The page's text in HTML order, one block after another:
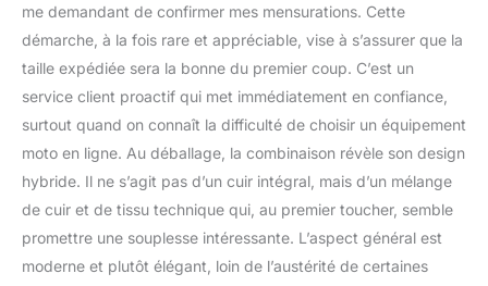
me demandant de confirmer mes mensurations. Cette
démarche, à la fois rare et appréciable, vise à s’assurer que la
taille expédiée sera la bonne du premier coup. C’est un
service client proactif qui met immédiatement en confiance,
surtout quand on connaît la difficulté de choisir un équipement
moto en ligne. Au déballage, la combinaison révèle son design
hybride. Il ne s’agit pas d’un cuir intégral, mais d’un mélange
de cuir et de tissu technique qui, au premier toucher, semble
promettre une souplesse intéressante. L’aspect général est
moderne et plutôt élégant, loin de l’austérité de certaines